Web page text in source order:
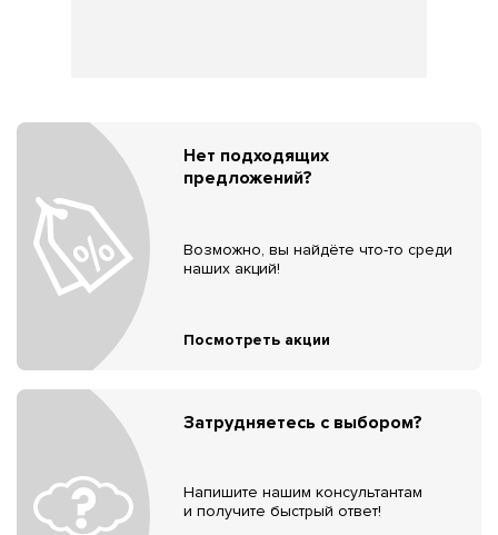
Нет подходящих
предложений?
Возможно, вы найдёте что-то среди
наших акций!
Посмотреть акции
Затрудняетесь с выбором?
Напишите нашим консультантам
и получите быстрый ответ!